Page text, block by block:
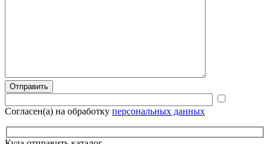
Согласен(а) на обработку персональных данных